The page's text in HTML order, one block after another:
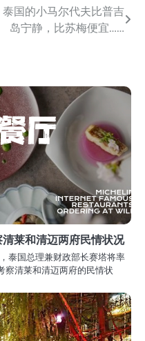
泰国的小马尔代夫比普吉
岛宁静，比苏梅便宜……
莱和清迈两府民情状况
泰国总理兼财政部长赛塔将率
察清莱和清迈两府的民情状